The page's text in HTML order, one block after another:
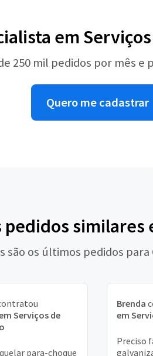
em
250 mil pedidos por mês
Quero me cadastrar
pedidos similares
são os últimos pedidos para
Serviços de
para-choque
Brenda
em
Preciso